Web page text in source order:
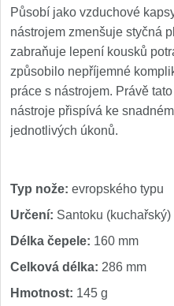
Nože Samura
Nože Samura MO-V 4
Nože Samura Bamboo
Ostřiče nožů V-Sharp
Doplňky a díly 6
Doprodej
Dárky 4
Působí jako vzduchové
nástrojem zmenšuje styčná
zabraňuje lepení kousků
způsobilo nepříjemné
práce s nástrojem. Právě
nástroje přispívá ke
jednotlivých úkonů.
Typ nože: evropského typu
Určení: Santoku (kuchařský)
Délka čepele: 160 mm
Celková délka: 286 mm
Hmotnost: 145 g